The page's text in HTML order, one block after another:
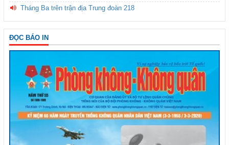
Tháng Ba trên trận địa Trung đoàn 218
ĐỌC BÁO IN